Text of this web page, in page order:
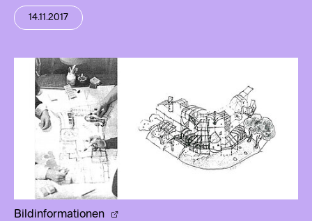
14.11.2017
Bildinformationen